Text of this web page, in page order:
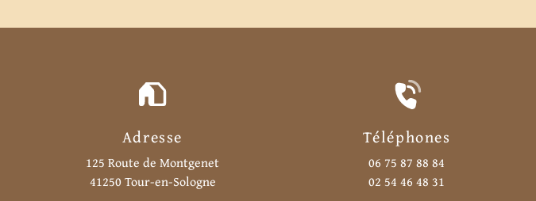
Adresse
125 Route de Montgenet
41250 Tour-en-Sologne
Téléphones
06 75 87 88 84
02 54 46 48 31